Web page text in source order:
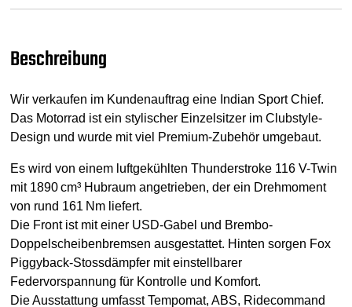
Beschreibung
Wir verkaufen im Kundenauftrag eine Indian Sport Chief.
Das Motorrad ist ein stylischer Einzelsitzer im Clubstyle-
Design und wurde mit viel Premium-Zubehör umgebaut.
Es wird von einem luftgekühlten Thunderstroke 116 V-Twin
mit 1890 cm³ Hubraum angetrieben, der ein Drehmoment
von rund 161 Nm liefert.
Die Front ist mit einer USD-Gabel und Brembo-
Doppelscheibenbremsen ausgestattet. Hinten sorgen Fox
Piggyback-Stossdämpfer mit einstellbarer
Federvorspannung für Kontrolle und Komfort.
Die Ausstattung umfasst Tempomat, ABS, Ridecommand